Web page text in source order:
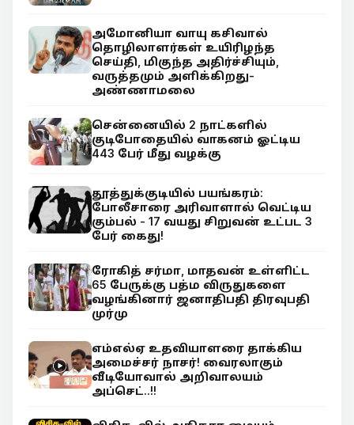
அமோனியா வாயு கசிவால்
தொழிலாளர்கள் உயிரிழந்த
செய்தி, மிகுந்த அதிர்ச்சியும்,
வருத்தமும் அளிக்கிறது-
அண்ணாமலை
சென்னையில் 2 நாட்களில்
குடிபோதையில் வாகனம் ஓட்டிய
443 பேர் மீது வழக்கு
தூத்துக்குடியில் பயங்கரம்:
போலீசாரை அரிவாளால் வெட்டிய
கும்பல் - 17 வயது சிறுவன் உட்பட 3
பேர் கைது!
ரோகித் சர்மா, மாதவன் உள்ளிட்ட
65 பேருக்கு பத்ம விருதுகளை
வழங்கினார் ஜனாதிபதி திரவுபதி
முர்மு
எம்எல்ஏ உதவியாளரை தாக்கிய
அமைச்சர் நாசர்! வைரலாகும்
வீடியோவால் அறிவாலயம்
அப்செட்..!!